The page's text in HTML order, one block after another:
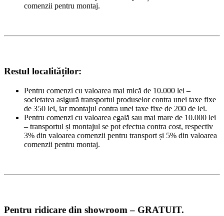
comenzii pentru montaj.
Restul localităților:
Pentru comenzi cu valoarea mai mică de 10.000 lei –
societatea asigură transportul produselor contra unei taxe fixe
de 350 lei, iar montajul contra unei taxe fixe de 200 de lei.
Pentru comenzi cu valoarea egală sau mai mare de 10.000 lei
– transportul și montajul se pot efectua contra cost, respectiv
3% din valoarea comenzii pentru transport și 5% din valoarea
comenzii pentru montaj.
Pentru ridicare din showroom – GRATUIT.